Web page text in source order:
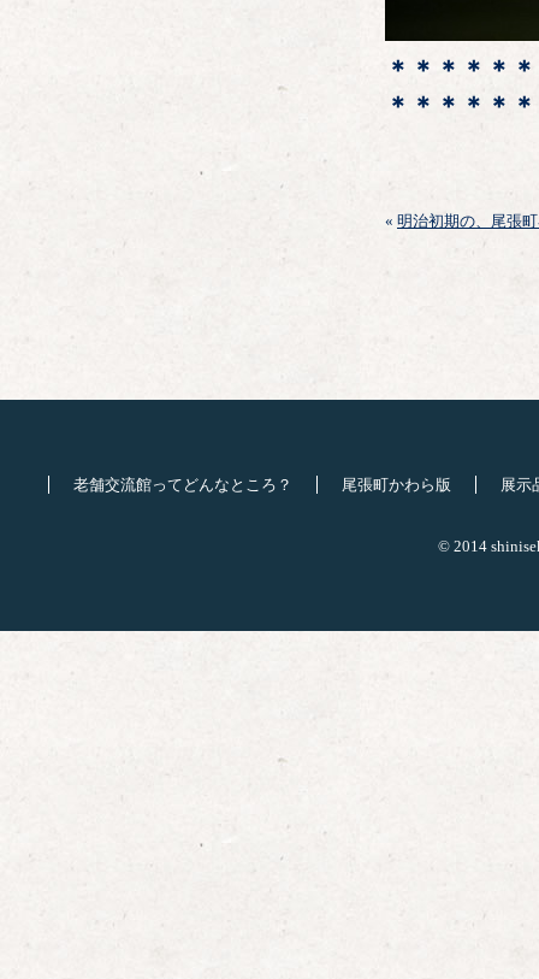
＊＊＊＊＊
＊＊＊＊＊
« 明治初期の、尾張
老舗交流館ってどんなところ？ 尾張町かわら版 展示
© 2014